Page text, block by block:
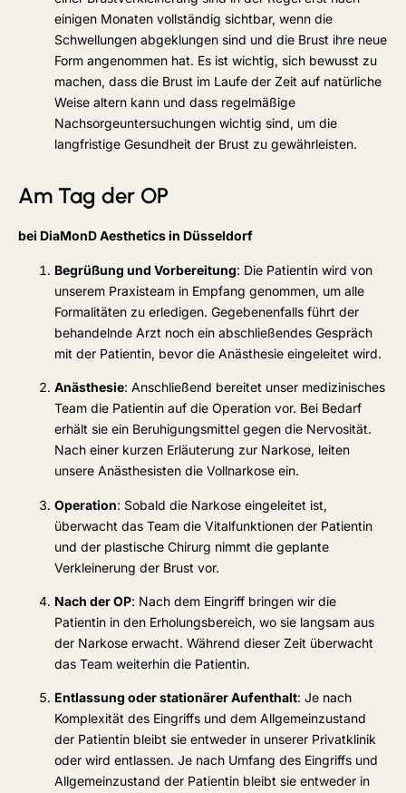
einigen Monaten vollständig sichtbar, wenn die
Schwellungen abgeklungen sind und die Brust ihre neue
Form angenommen hat. Es ist wichtig, sich bewusst zu
machen, dass die Brust im Laufe der Zeit auf natürliche
Weise altern kann und dass regelmäßige
Nachsorgeuntersuchungen wichtig sind, um die
langfristige Gesundheit der Brust zu gewährleisten.
Am Tag der OP
bei DiaMonD Aesthetics in Düsseldorf
Begrüßung und Vorbereitung: Die Patientin wird von
unserem Praxisteam in Empfang genommen, um alle
Formalitäten zu erledigen. Gegebenenfalls führt der
behandelnde Arzt noch ein abschließendes Gespräch
mit der Patientin, bevor die Anästhesie eingeleitet wird.
Anästhesie: Anschließend bereitet unser medizinisches
Team die Patientin auf die Operation vor. Bei Bedarf
erhält sie ein Beruhigungsmittel gegen die Nervosität.
Nach einer kurzen Erläuterung zur Narkose, leiten
unsere Anästhesisten die Vollnarkose ein.
Operation: Sobald die Narkose eingeleitet ist,
überwacht das Team die Vitalfunktionen der Patientin
und der plastische Chirurg nimmt die geplante
Verkleinerung der Brust vor.
Nach der OP: Nach dem Eingriff bringen wir die
Patientin in den Erholungsbereich, wo sie langsam aus
der Narkose erwacht. Während dieser Zeit überwacht
das Team weiterhin die Patientin.
Entlassung oder stationärer Aufenthalt: Je nach
Komplexität des Eingriffs und dem Allgemeinzustand
der Patientin bleibt sie entweder in unserer Privatklinik
oder wird entlassen. Je nach Umfang des Eingriffs und
Allgemeinzustand der Patientin bleibt sie entweder in